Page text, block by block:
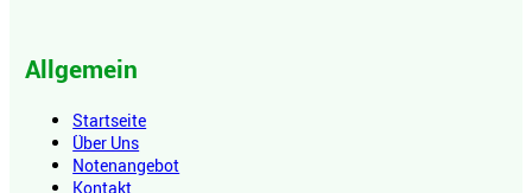
Allgemein
Startseite
Über Uns
Notenangebot
Kontakt